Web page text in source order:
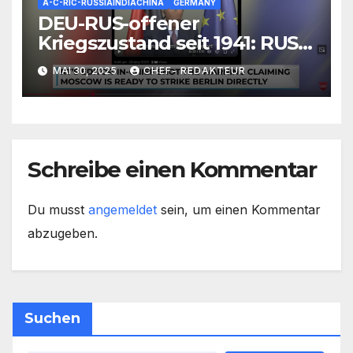
A-C-RIC-RUSSIAINDIACHINA GERMANY
DEU-RUS-offener
Kriegszustand seit 1941: RUS
reagiert auf
Völkerrechtslage, droht mit
Angriff
MAI 30, 2025 CHEF- REDAKTEUR
Schreibe einen Kommentar
Du musst angemeldet sein, um einen Kommentar
abzugeben.
Suchen